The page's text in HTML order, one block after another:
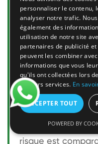
Le frelon
l'homme ?
Le frelon
taille mais
son nid. Sa piqûre
celle d'une guêpe
une personne non
bénigne. Pour
risque est
personnaliser le contenu,
analyser notre trafic.
également des
utilisation de notre site
partenaires de publicité et
peuvent les combiner
informations que vous
qu'ils ont collectées lors
de leurs services. En
ACCEPTER TOUT
POWERED BY